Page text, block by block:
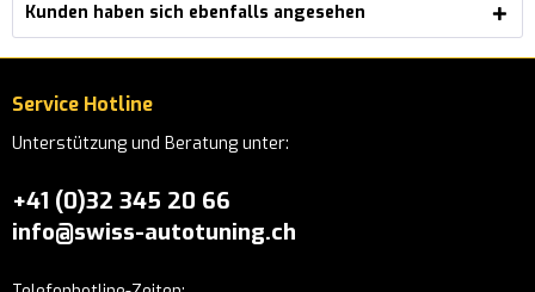
Kunden haben sich ebenfalls angesehen
Service Hotline
Unterstützung und Beratung unter:
+41 (0)32 345 20 66
info@swiss-autotuning.ch